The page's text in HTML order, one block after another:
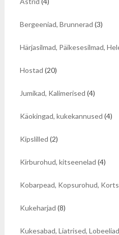
Bergeeniad, Brunnerad (3)
Härjasilmad, Päikesesilmad,
Hostad (20)
Jumikad, Kalimerised (4)
Käokingad, kukekannused (4)
Kipslilled (2)
Kirburohud, kitseenelad (4)
Kobarpead, Kopsurohud,
Kukeharjad (8)
Kukesabad, Liatrised, Lobeeliad